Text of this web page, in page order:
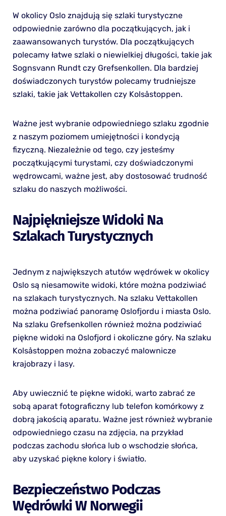
W okolicy Oslo znajdują się szlaki turystyczne
odpowiednie zarówno dla początkujących, jak i
zaawansowanych turystów. Dla początkujących
polecamy łatwe szlaki o niewielkiej długości, takie jak
Sognsvann Rundt czy Grefsenkollen. Dla bardziej
doświadczonych turystów polecamy trudniejsze
szlaki, takie jak Vettakollen czy Kolsåstoppen.
Ważne jest wybranie odpowiedniego szlaku zgodnie
z naszym poziomem umiejętności i kondycją
fizyczną. Niezależnie od tego, czy jesteśmy
początkującymi turystami, czy doświadczonymi
wędrowcami, ważne jest, aby dostosować trudność
szlaku do naszych możliwości.
Najpiękniejsze Widoki Na
Szlakach Turystycznych
Jednym z największych atutów wędrówek w okolicy
Oslo są niesamowite widoki, które można podziwiać
na szlakach turystycznych. Na szlaku Vettakollen
można podziwiać panoramę Oslofjordu i miasta Oslo.
Na szlaku Grefsenkollen również można podziwiać
piękne widoki na Oslofjord i okoliczne góry. Na szlaku
Kolsåstoppen można zobaczyć malownicze
krajobrazy i lasy.
Aby uwiecznić te piękne widoki, warto zabrać ze
sobą aparat fotograficzny lub telefon komórkowy z
dobrą jakością aparatu. Ważne jest również wybranie
odpowiedniego czasu na zdjęcia, na przykład
podczas zachodu słońca lub o wschodzie słońca,
aby uzyskać piękne kolory i światło.
Bezpieczeństwo Podczas
Wędrówki W Norwegii